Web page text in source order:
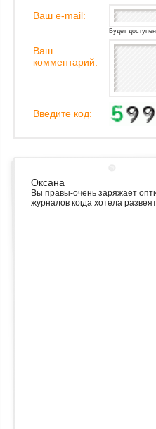
Ваш e-mail:
Будет
Ваш
комментарий:
Введите код:
Оксана
Вы правы-очень заряжает
журналов когда хотела